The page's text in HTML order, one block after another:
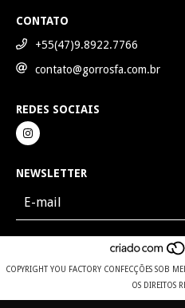
CONTATO
+55(47)9.8922.7766
contato@gorrosfa.com.br
REDES SOCIAIS
NEWSLETTER
COPYRIGHT YOU FACTORY CONFECÇÕES
OS DIREITOS